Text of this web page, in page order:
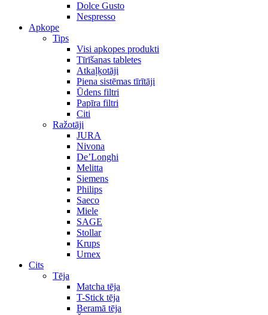
Dolce Gusto
Nespresso
Apkope
Tips
Visi apkopes produkti
Tīrīšanas tabletes
Atkaļķotāji
Piena sistēmas tīrītāji
Ūdens filtri
Papīra filtri
Citi
Ražotāji
JURA
Nivona
De’Longhi
Melitta
Siemens
Philips
Saeco
Miele
SAGE
Stollar
Krups
Urnex
Cits
Tēja
Matcha tēja
T-Stick tēja
Beramā tēja